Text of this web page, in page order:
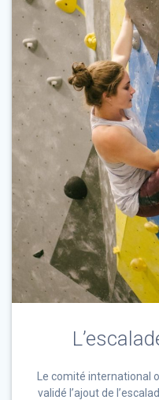
Le comité international
validé l’ajout de